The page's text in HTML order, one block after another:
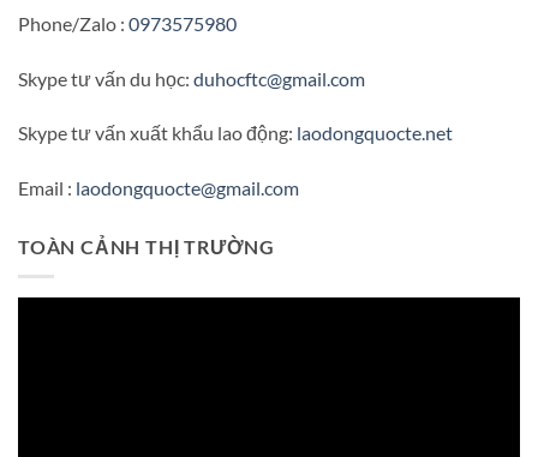
Phone/Zalo : 0973575980
Skype tư vấn du học: duhocftc@gmail.com
Skype tư vấn xuất khẩu lao động: laodongquocte.net
Email : laodongquocte@gmail.com
TOÀN CẢNH THỊ TRƯỜNG